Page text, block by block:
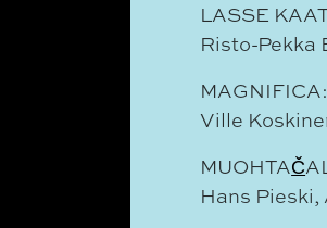
LASSE
Risto-Pekka
Ville
MUOHTAČ
Hans Pieski,